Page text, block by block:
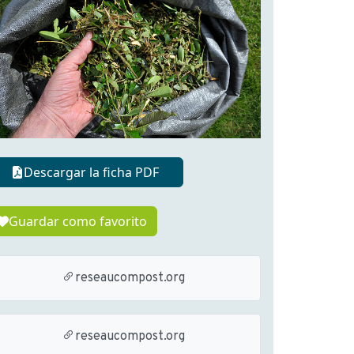
Descargar la ficha PDF
Guardar como favorito
reseaucompost.org
reseaucompost.org